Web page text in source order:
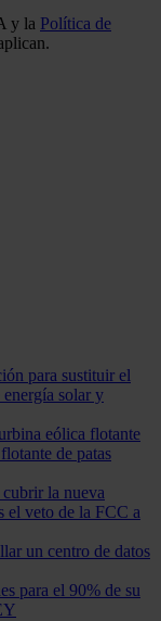
y la Política de
para sustituir el
solar y
eólica flotante
de patas
la nueva
el veto de la FCC a
un centro de datos
para el 90% de su